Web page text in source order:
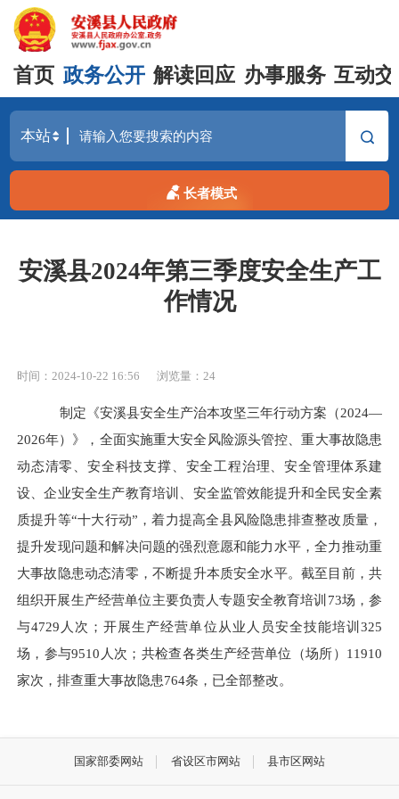
首页 政务公开 解读回应 办事服务 互动
长者模式
安溪县2024年第三季度安全生产工
作情况
时间：2024-10-22 16:56 浏览量： 24
制定《安溪县安全生产治本攻坚三年行动方案（2024—
2026年）》，全面实施重大安全风险源头管控、重大事故隐患
动态清零、安全科技支撑、安全工程治理、安全管理体系建
设、企业安全生产教育培训、安全监管效能提升和全民安全素
质提升等“十大行动”，着力提高全县风险隐患排查整改质量，
提升发现问题和解决问题的强烈意愿和能力水平，全力推动重
大事故隐患动态清零，不断提升本质安全水平。截至目前，共
组织开展生产经营单位主要负责人专题安全教育培训73场，参
与4729人次；开展生产经营单位从业人员安全技能培训325
场，参与9510人次；共检查各类生产经营单位（场所）11910
家次，排查重大事故隐患764条，已全部整改。
国家部委网站 省设区市网站 县市区网站